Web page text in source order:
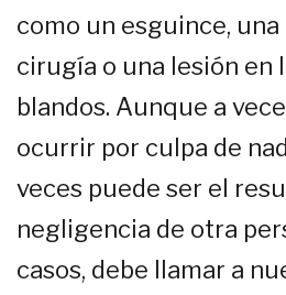
como un esguince,
cirugía o una lesión en
blandos. Aunque a
ocurrir por culpa de
veces puede ser el
negligencia de otra
casos, debe llamar a